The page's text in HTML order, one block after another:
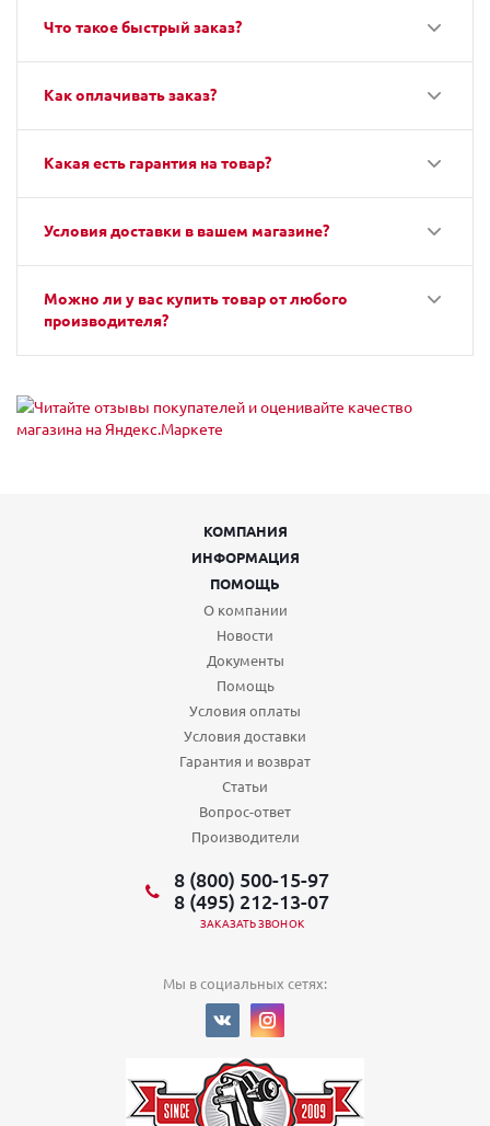
Что такое быстрый заказ?
Как оплачивать заказ?
Какая есть гарантия на товар?
Условия доставки в вашем магазине?
Можно ли у вас купить товар от любого
производителя?
КОМПАНИЯ
ИНФОРМАЦИЯ
ПОМОЩЬ
О компании
Новости
Документы
Помощь
Условия оплаты
Условия доставки
Гарантия и возврат
Статьи
Вопрос-ответ
Производители
8 (800) 500-15-97
8 (495) 212-13-07
ЗАКАЗАТЬ ЗВОНОК
Мы в социальных сетях: